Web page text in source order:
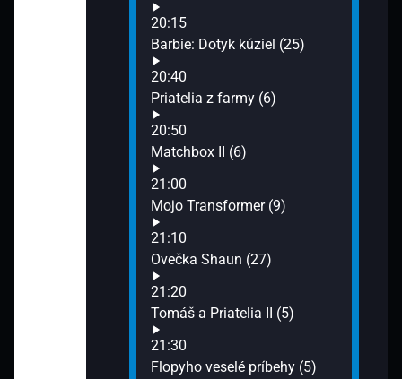
20:15
Barbie: Dotyk kúziel (25)
20:40
Priatelia z farmy (6)
20:50
Matchbox II (6)
21:00
Mojo Transformer (9)
21:10
Ovečka Shaun (27)
21:20
Tomáš a Priatelia II (5)
21:30
Flopyho veselé príbehy (5)